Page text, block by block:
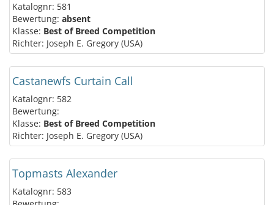
Katalognr: 581
Bewertung: absent
Klasse: Best of Breed Competition
Richter: Joseph E. Gregory (USA)
Castanewfs Curtain Call
Katalognr: 582
Bewertung:
Klasse: Best of Breed Competition
Richter: Joseph E. Gregory (USA)
Topmasts Alexander
Katalognr: 583